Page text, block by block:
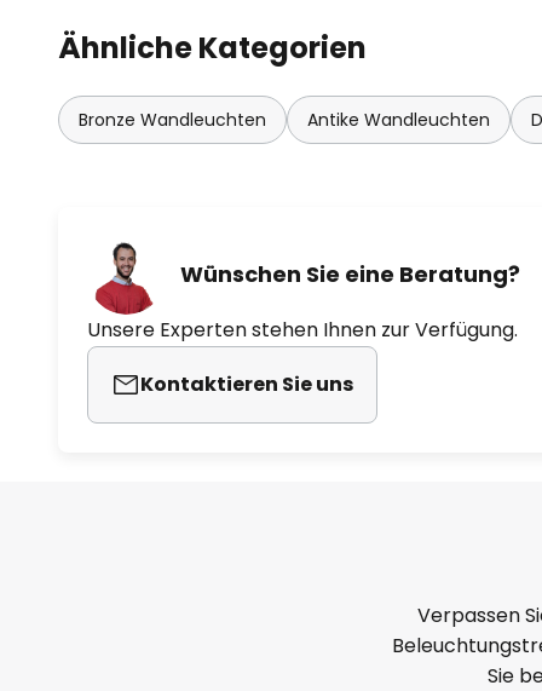
Ähnliche Kategorien
Bronze Wandleuchten Antike Wandleuchten
Wünschen Sie eine Beratung?
Unsere Experten stehen Ihnen zur Verfügung.
Kontaktieren Sie uns
Verpassen
Sie